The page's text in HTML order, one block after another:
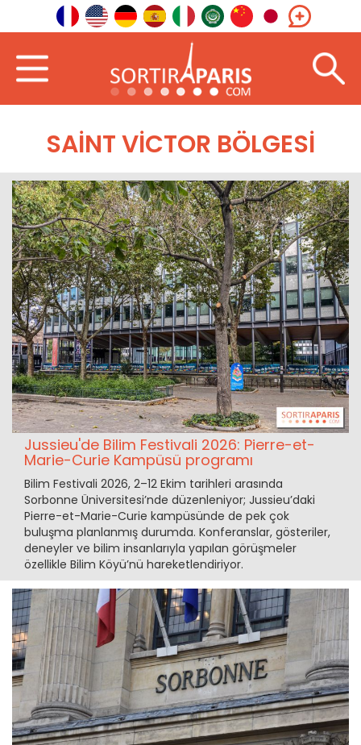
SAINT VICTOR BÖLGESI
Jussieu'de Bilim Festivali 2026: Pierre-et-
Marie-Curie Kampüsü programı
Bilim Festivali 2026, 2–12 Ekim tarihleri arasında
Sorbonne Üniversitesi’nde düzenleniyor; Jussieu’daki
Pierre-et-Marie-Curie kampüsünde de pek çok
buluşma planlanmış durumda. Konferanslar, gösteriler,
deneyler ve bilim insanlarıyla yapılan görüşmeler
özellikle Bilim Köyü’nü hareketlendiriyor.